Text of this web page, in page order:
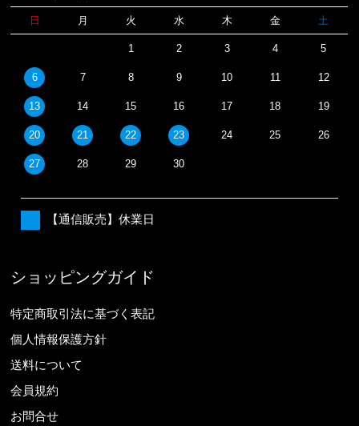
日 月 火 水 木 金 土
1 2 3 4 5
6 7 8 9 10 11 12
13 14 15 16 17 18 19
20 21 22 23 24 25 26
27 28 29 30
【通信販売】休業日
ショッピングガイド
特定商取引法に基づく表記
個人情報保護方針
送料について
会員規約
お問合せ